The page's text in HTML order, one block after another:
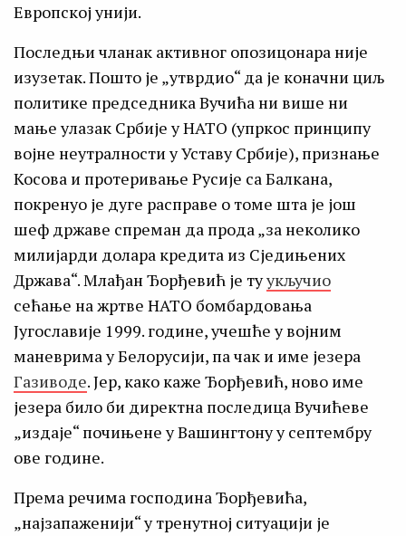
Европској унији.
Последњи чланак активног опозицонара није
изузетак. Пошто је „утврдио“ да је коначни циљ
политике председника Вучића ни више ни
мање улазак Србије у НАТО (упркос принципу
војне неутралности у Уставу Србије), признање
Косова и протеривање Русије са Балкана,
покренуо је дуге расправе о томе шта је још
шеф државе спреман да прода „за неколико
милијарди долара кредита из Сједињених
Држава“. Млађан Ђорђевић је туукључио
сећање на жртве НАТО бомбардовања
Југославије 1999. године, учешће у војним
маневрима у Белорусији, па чак и име језера
Газиводе. Јер, како каже Ђорђевић, ново име
језера било би директна последица Вучићеве
„издаје“ почињене у Вашингтону у септембру
ове године.
Према речима господина Ђорђевића,
„најзапаженији“ у тренутној ситуацији је